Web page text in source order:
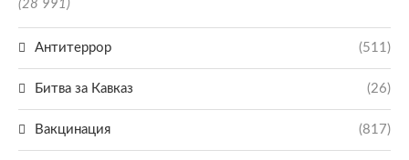
(28 991)
Антитеррор (511)
Битва за Кавказ (26)
Вакцинация (817)